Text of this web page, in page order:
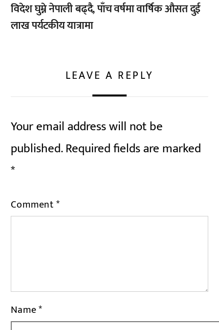
विदेश घुम्ने नेपाली बढ्दै, पाँच वर्षमा वार्षिक औसत दुई
लाख पर्यटकीय यात्रामा
LEAVE A REPLY
Your email address will not be
published.Required fields are marked
*
Comment*
Name*